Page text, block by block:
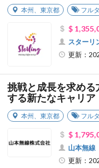
本州 東京都 フル
$
スターリ
更新：
挑戦と成長を求め
する新たなキャリア
本州 東京都 フル
$
山本無線
更新：